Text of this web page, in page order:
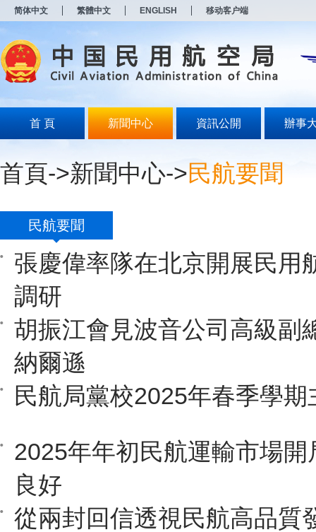
简体中文 繁體中文 ENGLISH 移动客户端
首 頁 新聞中心 資訊公開 辦事
首頁->新聞中心->民航要聞
民航要聞
張慶偉率隊在北京開展民用
調研
胡振江會見波音公司高級副
納爾遜
民航局黨校2025年春季學
2025年年初民航運輸市場開
良好
從兩封回信透視民航高品質
打
开
无
障
说
Alt
加
导